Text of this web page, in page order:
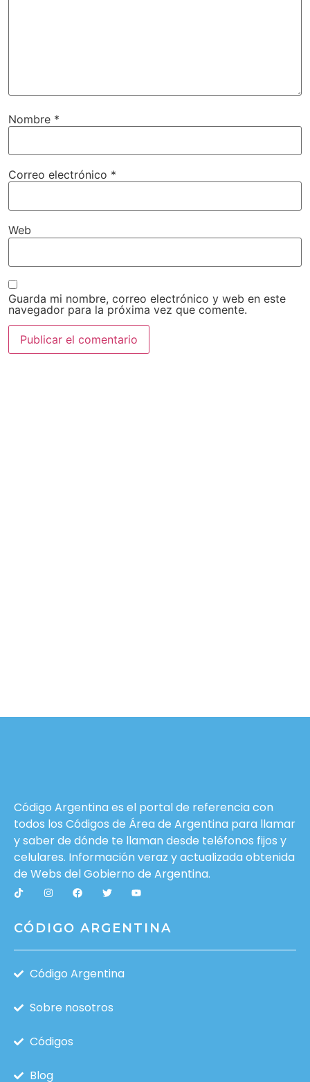
Nombre *
Correo electrónico *
Web
Guarda mi nombre, correo electrónico y web en este
navegador para la próxima vez que comente.
Código Argentina es el portal de referencia con
todos los Códigos de Área de Argentina para llamar
y saber de dónde te llaman desde teléfonos fijos y
celulares. Información veraz y actualizada obtenida
de Webs delGobierno de Argentina.
CÓDIGO ARGENTINA
Código Argentina
Sobre nosotros
Códigos
Blog